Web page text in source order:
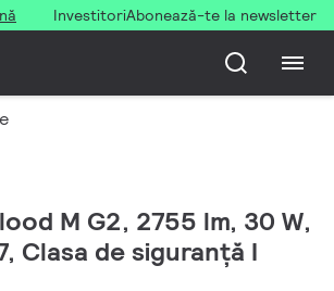
InvestitoriAbonează-te la newsletter
M G2, 2755 lm, 30 W,
Clasa de siguranță I